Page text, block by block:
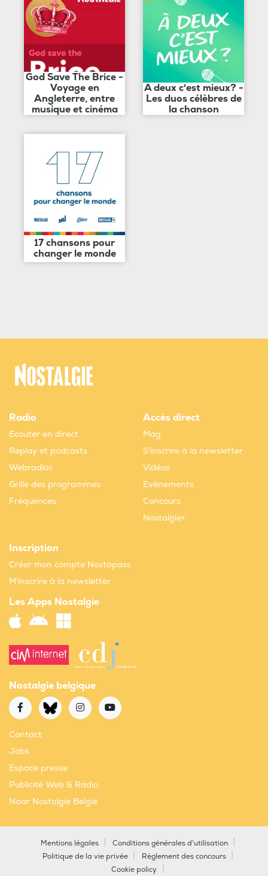
God Save The Brice -
Voyage en
Angleterre, entre
musique et cinéma
A deux c'est mieux? -
Les duos célèbres de
la chanson
17 chansons pour
changer le monde
Radio
Ecouter en direct
Replay et podcasts
Webradios
Grille des programmes
Fréquences
Accès direct
Mag
S'inscrire à la newsletter
Vidéos
Evènements
Concours
Nostalgie+
Inscription
Créer mon compte Nostapass
M'inscrire à la newsletter
Les Apps Nostalgie
Nostalgie belgique
Contact
Jobs
Espace presse
Publicité Web & Radio
Naar Nostalgie België
Mentions légales
Conditions générales d'utilisation
Politique de la vie privée
Règlement des concours
Cookie policy